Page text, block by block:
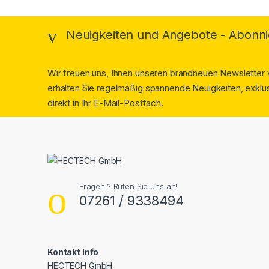
Neuigkeiten und Angebote -
Wir freuen uns, Ihnen unseren brandneuen
erhalten Sie regelmäßig spannende Neuigkeiten,
direkt in Ihr E-Mail-Postfach.
Fragen ? Rufen Sie uns an!
07261 / 9338494
Kontakt Info
HECTECH GmbH